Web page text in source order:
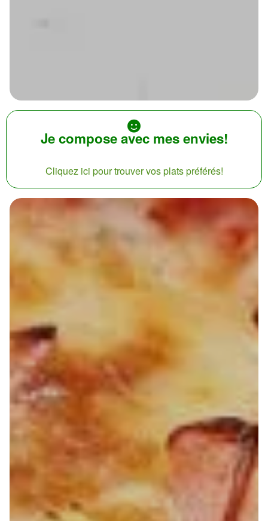
Je compose avec mes envies!
Cliquez ici pour trouver vos plats préférés!